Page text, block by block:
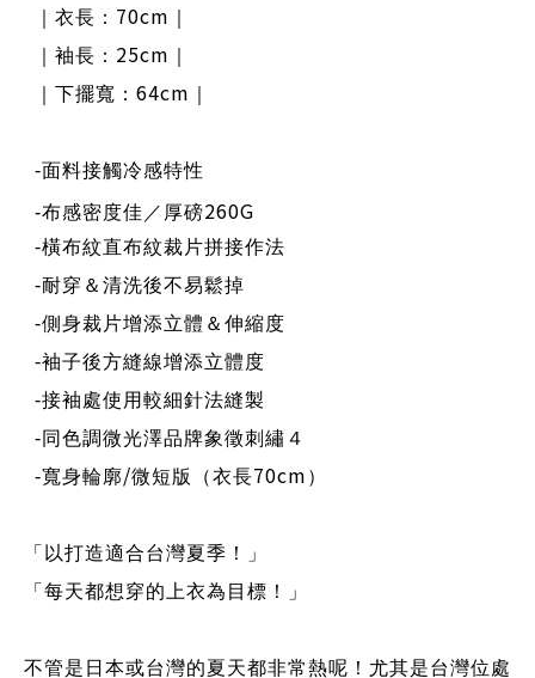
｜衣長： 70cm
｜袖長： 25cm
｜下擺寬： 64cm
-面料接觸冷感特性
-布感密度佳 ／ 厚磅260G
-橫布紋直布紋裁片拼接作法
-耐穿＆清洗後不易鬆掉
-側身裁片增添立體＆伸縮度
-袖子後方縫線增添立體度
-接袖處使用較細針法縫製
-同色調微光澤品牌象徵刺繡４
-寬身輪廓/微短版（衣長70cm ）
「以打造適合台灣夏季！」
「每天都想穿的上衣為目標！」
不管是日本或台灣的夏天都非常熱呢！尤其是台灣位處